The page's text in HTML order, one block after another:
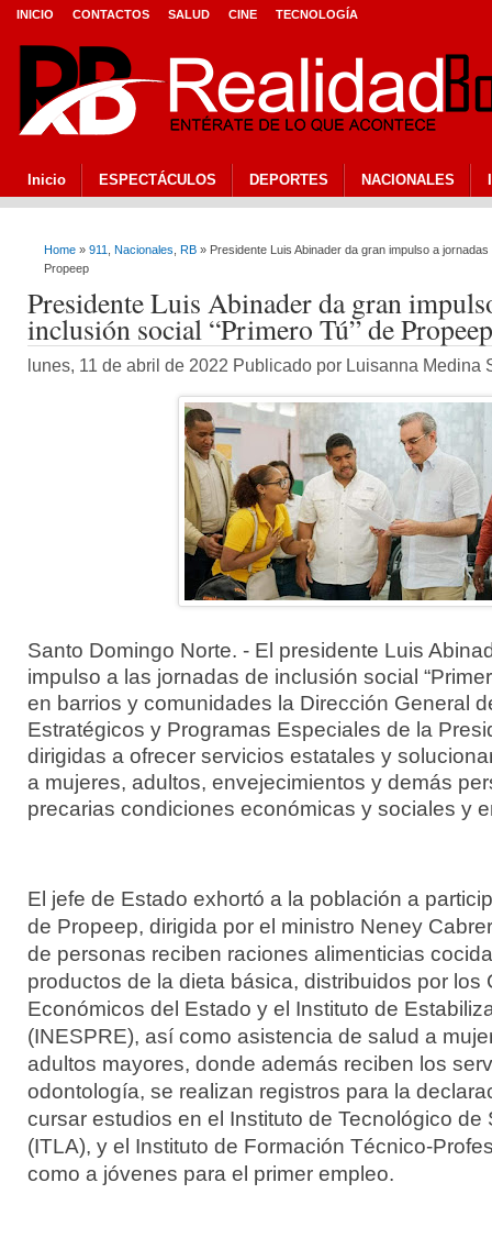
INICIO CONTACTOS SALUD CINE TECNOLOGÍA
Inicio ESPECTÁCULOS DEPORTES NACIONALES
Home » 911 Nacionales RB » Presidente Luis Abinader da gran impulso a
Propeep
Presidente Luis Abinader da gran
inclusión social “Primero Tú” de Propeep
lunes, 11 de abril de 2022 Publicado por Luisanna Medina
Santo Domingo Norte. - El presidente Luis
impulso a las jornadas de inclusión social
en barrios y comunidades la Dirección General
Estratégicos y Programas Especiales de la
dirigidas a ofrecer servicios estatales y
a mujeres, adultos, envejecimientos y demás
precarias condiciones económicas y sociales y
El jefe de Estado exhortó a la población a
de Propeep, dirigida por el ministro Neney
de personas reciben raciones alimenticias
productos de la dieta básica, distribuidos por los
Económicos del Estado y el Instituto de
(INESPRE), así como asistencia de salud a
adultos mayores, donde además reciben los
odontología, se realizan registros para la
cursar estudios en el Instituto de Tecnológico de
(ITLA), y el Instituto de Formación Técnico-
como a jóvenes para el primer empleo.